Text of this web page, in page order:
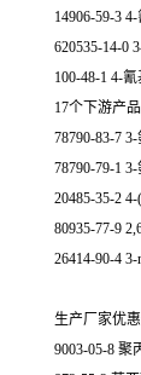
14906-59-3
620535-14-0
100-48-1 4-
17个下游产品
78790-83-7
78790-79-1
20485-35-2
80935-77-9
26414-90-4
生产厂家优
9003-05-8 聚